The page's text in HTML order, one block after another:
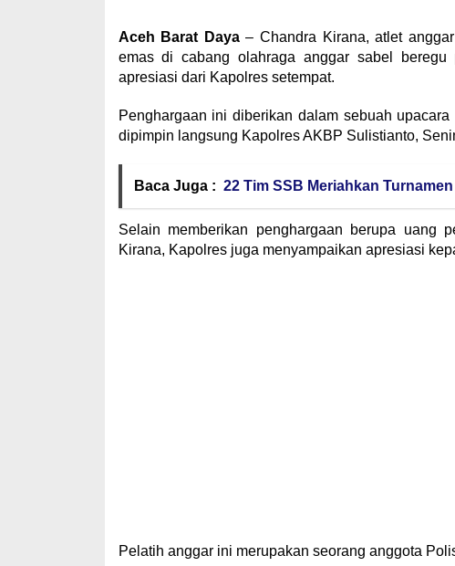
Aceh Barat Daya– Chandra Kirana, atlet
emas di cabang olahraga anggar sabel
apresiasi dari Kapolres setempat.
Penghargaan ini diberikan dalam sebuah
dipimpin langsung Kapolres AKBP Sulistianto,
Baca Juga : 22 Tim SSB Meriahkan
Selain memberikan penghargaan berupa uang
Kirana, Kapolres juga menyampaikan apresiasi
Pelatih anggar ini merupakan seorang anggota